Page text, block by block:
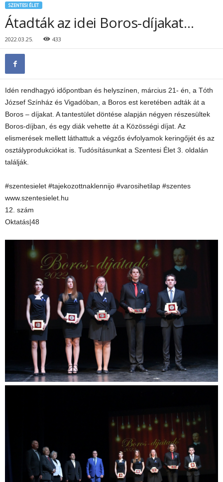
SZENTESI ÉLET
Átadták az idei Boros-díjakat…
2022.03.25. 433
Idén rendhagyó időpontban és helyszínen, március 21- én, a Tóth
József Színház és Vigadóban, a Boros est keretében adták át a
Boros – díjakat. A tantestület döntése alapján négyen részesültek
Boros-díjban, és egy diák vehette át a Közösségi díjat. Az
elismerések mellett láthattuk a végzős évfolyamok keringőjét és az
osztályprodukciókat is. Tudósításunkat a Szentesi Élet 3. oldalán
találják.
#szentesielet #tajekozottnaklennijo #varosihetilap #szentes
www.szentesielet.hu
12. szám
Oktatás|48